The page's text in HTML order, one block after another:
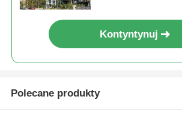
Public Steel Building
Prefabrykowana konstrukcja stalowa
Kontyntynuj
Polecane produkty